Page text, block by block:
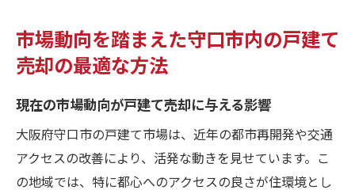
市場動向を踏まえた守口市内の戸建て
売却の最適な方法
現在の市場動向が戸建て売却に与える影響
大阪府守口市の戸建て市場は、近年の都市再開発や交通
アクセスの改善により、活発な動きを見せています。こ
の地域では、特に都心へのアクセスの良さが住環境とし